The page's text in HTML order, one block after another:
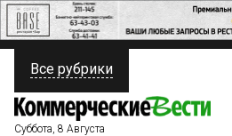
ПОЛИТИКА
ФИНАНСЫ
Все рубрики
Суббота, 8 Августа